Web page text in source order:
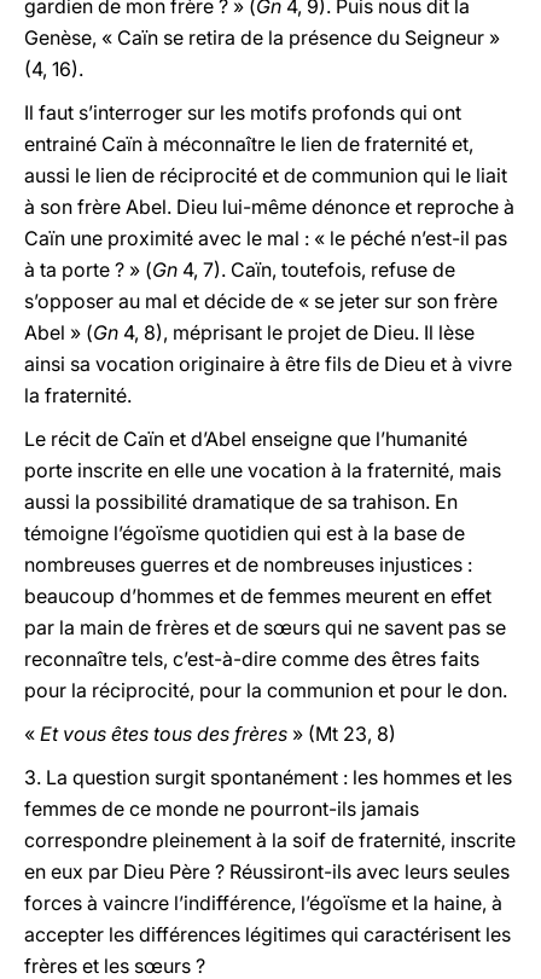
gardien de mon frère ? » (Gn 4, 9). Puis nous dit la
Genèse, « Caïn se retira de la présence du Seigneur »
(4, 16).
Il faut s’interroger sur les motifs profonds qui ont
entrainé Caïn à méconnaître le lien de fraternité et,
aussi le lien de réciprocité et de communion qui le liait
à son frère Abel. Dieu lui-même dénonce et reproche à
Caïn une proximité avec le mal : « le péché n’est-il pas
à ta porte ? » (Gn 4, 7). Caïn, toutefois, refuse de
s’opposer au mal et décide de « se jeter sur son frère
Abel » (Gn 4, 8), méprisant le projet de Dieu. Il lèse
ainsi sa vocation originaire à être fils de Dieu et à vivre
la fraternité.
Le récit de Caïn et d’Abel enseigne que l’humanité
porte inscrite en elle une vocation à la fraternité, mais
aussi la possibilité dramatique de sa trahison. En
témoigne l’égoïsme quotidien qui est à la base de
nombreuses guerres et de nombreuses injustices :
beaucoup d’hommes et de femmes meurent en effet
par la main de frères et de sœurs qui ne savent pas se
reconnaître tels, c’est-à-dire comme des êtres faits
pour la réciprocité, pour la communion et pour le don.
« Et vous êtes tous des frères » (Mt 23, 8)
3. La question surgit spontanément : les hommes et les
femmes de ce monde ne pourront-ils jamais
correspondre pleinement à la soif de fraternité, inscrite
en eux par Dieu Père ? Réussiront-ils avec leurs seules
forces à vaincre l’indifférence, l’égoïsme et la haine, à
accepter les différences légitimes qui caractérisent les
frères et les sœurs ?